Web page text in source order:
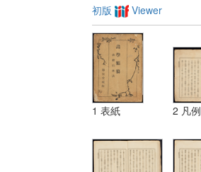
初版 Viewer
1 表紙 2 凡例